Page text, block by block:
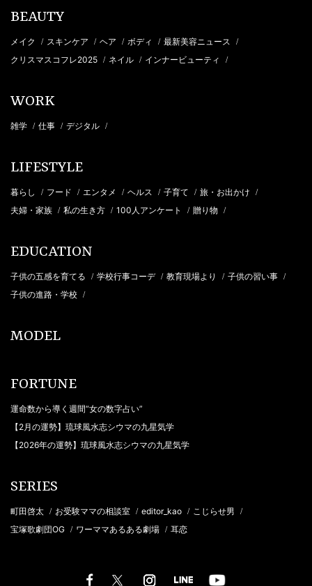
BEAUTY
メイク / スキンケア / ヘア / ボディ / 最新美容ニュース /
クリスマスコフレ2025 / ネイル / インナービューティ /
WORK
雑学 / 仕事 / デジタル /
LIFESTYLE
暮らし / フード / エンタメ / ヘルス / 子育て / 旅・お出かけ /
夫婦・家族 / 私の生き方 / 100人アンケート / 贈り物 /
EDUCATION
子供の五感を育てる / 学校行事コーデ / 教育現場より / 子供の習い事 /
子供の進路・学校 /
MODEL
FORTUNE
運命数から導く週間“女の数字占い”
【2月の運勢】琉球風水志シウマの九星気学
【2026年の運勢】琉球風水志シウマの九星気学
SERIES
町田啓太 / お受験ママの相談室 / editor_kao / こじらせ男 /
宝塚歌劇団OG / ワーママあるある劇場 / 耳恋